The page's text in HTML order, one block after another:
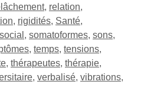
, relation,
, rigidités, Santé,
social , somatoformes, sons,
, temps, tensions,
, thérapeutes, thérapie,
, verbalisé, vibrations,